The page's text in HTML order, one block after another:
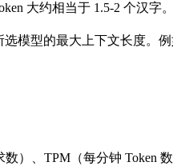
大约相当于 1.5-2 个汉字。
选模型的最大上下文长度。
）、TPM（每分钟 Token